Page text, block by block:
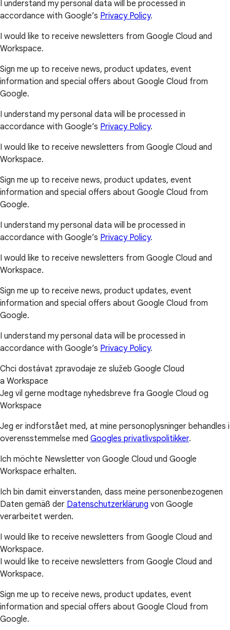
I understand my personal data will be processed in
accordance with Google’s Privacy Policy.
I would like to receive newsletters from Google Cloud and
Workspace.
Sign me up to receive news, product updates, event
information and special offers about Google Cloud from
Google.
I understand my personal data will be processed in
accordance with Google’s Privacy Policy.
I would like to receive newsletters from Google Cloud and
Workspace.
Sign me up to receive news, product updates, event
information and special offers about Google Cloud from
Google.
I understand my personal data will be processed in
accordance with Google’s Privacy Policy.
I would like to receive newsletters from Google Cloud and
Workspace.
Sign me up to receive news, product updates, event
information and special offers about Google Cloud from
Google.
I understand my personal data will be processed in
accordance with Google’s Privacy Policy.
Chci dostávat zpravodaje ze služeb Google Cloud
a Workspace
Jeg vil gerne modtage nyhedsbreve fra Google Cloud og
Workspace
Jeg er indforstået med, at mine personoplysninger behandles i
overensstemmelse med Googles privatlivspolitikker.
Ich möchte Newsletter von Google Cloud und Google
Workspace erhalten.
Ich bin damit einverstanden, dass meine personenbezogenen
Daten gemäß der Datenschutzerklärung von Google
verarbeitet werden.
I would like to receive newsletters from Google Cloud and
Workspace.
I would like to receive newsletters from Google Cloud and
Workspace.
Sign me up to receive news, product updates, event
information and special offers about Google Cloud from
Google.